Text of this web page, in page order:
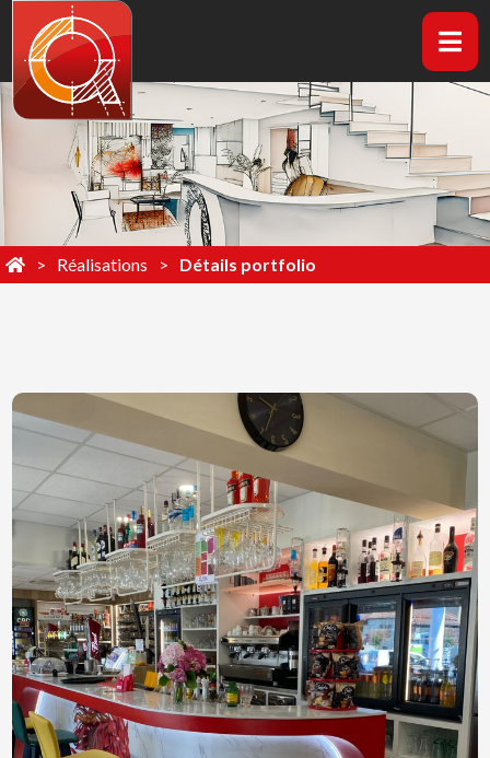
Réalisations Détails portfolio